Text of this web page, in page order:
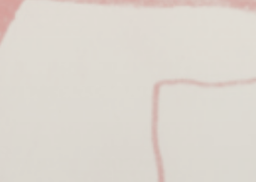
BILLETTERIE